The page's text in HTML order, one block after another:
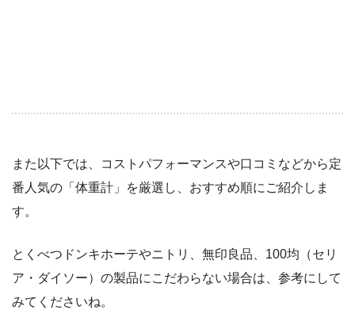
また以下では、コストパフォーマンスや口コミなどから定
番人気の「体重計」を厳選し、おすすめ順にご紹介しま
す。
とくべつドンキホーテやニトリ、無印良品、100均（セリ
ア・ダイソー）の製品にこだわらない場合は、参考にして
みてくださいね。